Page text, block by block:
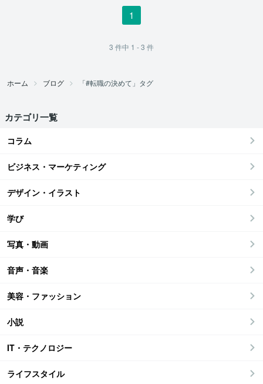
1
3 件中 1 - 3 件
ホーム ブログ 「#転職の決めて」タグ
カテゴリ一覧
コラム
ビジネス・マーケティング
デザイン・イラスト
学び
写真・動画
音声・音楽
美容・ファッション
小説
IT・テクノロジー
ライフスタイル